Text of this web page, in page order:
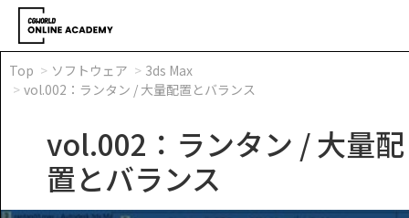
Top ソフトウェア
3ds Max
vol.002：ランタン / 大量配置とバランス
vol.002：ランタン / 大量配
置とバランス